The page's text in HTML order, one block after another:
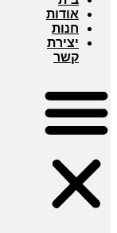
אודות
חנות
יצירת
קשר